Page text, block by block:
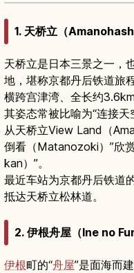
1. 天桥立（
天桥立是日本三景之一，
地，堪称京都丹后铁道旅
横跨宫津湾、全长约
其姿态常被比喻为“连接天
从天桥立View Land（
倒看（Matanozoki）”欣
kan）”。
最近车站为京都丹后铁道
抵达天桥立松林道。
2. 伊根舟屋（Ine no
伊根町的“舟屋”是面海而